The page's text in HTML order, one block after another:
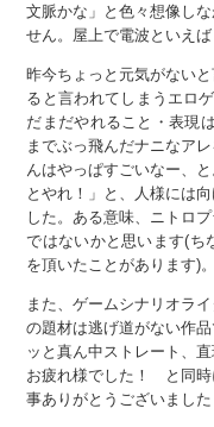
文脈かな」と色々想像し
せん。屋上で電波といえ
昨今ちょっと元気がない
ると言われてしまうエロ
だまだやれること・表現
までぶっ飛んだナニなア
んはやっぱすごいなー、
とやれ！」と、人様には
した。ある意味、ニトロ
ではないかと思います(ち
を頂いたことがあります)。
また、ゲームシナリオラ
の題材は逃げ道がない作
ッと真ん中ストレート、
お疲れ様でした！ と同時
事ありがとうございました